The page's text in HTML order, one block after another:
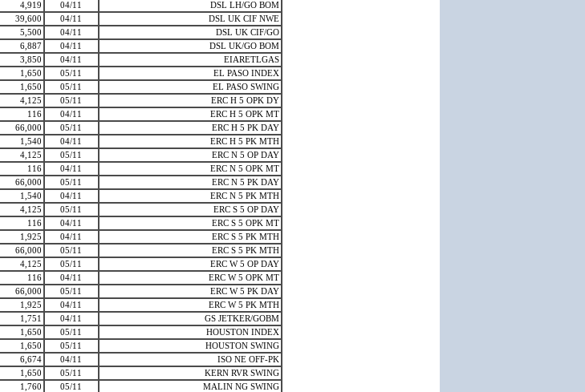
DSL LH/GO BOM
04/11
4,919
DSL UK CIF NWE
04/11
39,600
DSL UK CIF/GO
04/11
5,500
DSL UK/GO BOM
04/11
6,887
EIARETLGAS
04/11
3,850
EL PASO INDEX
05/11
1,650
EL PASO SWING
05/11
1,650
ERC H 5 OPK DY
05/11
4,125
ERC H 5 OPK MT
04/11
116
ERC H 5 PK DAY
05/11
66,000
ERC H 5 PK MTH
04/11
1,540
ERC N 5 OP DAY
05/11
4,125
ERC N 5 OPK MT
04/11
116
ERC N 5 PK DAY
05/11
66,000
ERC N 5 PK MTH
04/11
1,540
ERC S 5 OP DAY
05/11
4,125
ERC S 5 OPK MT
04/11
116
ERC S 5 PK MTH
04/11
1,925
ERC S 5 PK MTH
05/11
66,000
ERC W 5 OP DAY
05/11
4,125
ERC W 5 OPK MT
04/11
116
ERC W 5 PK DAY
05/11
66,000
ERC W 5 PK MTH
04/11
1,925
GS JETKER/GOBM
04/11
1,751
HOUSTON INDEX
05/11
1,650
HOUSTON SWING
05/11
1,650
ISO NE OFF-PK
04/11
6,674
KERN RVR SWING
05/11
1,650
MALIN NG SWING
05/11
1,760